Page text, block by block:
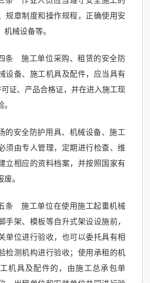
规章制度和操作规程，正确使用安
机械设备等。
条 施工单位采购、租赁的安全防
设备、施工机具及配件，应当具有
证、产品合格证，并在进入施工现
的安全防护用具、机械设备、施工
须由专人管理，定期进行检查、维
立相应的资料档案，并按照国家有
。
条 施工单位在使用施工起重机械
手架、模板等自升式架设设施前，
单位进行验收，也可以委托具有相
检测机构进行验收；使用承租的机
机具及配件的，由施工总承包单